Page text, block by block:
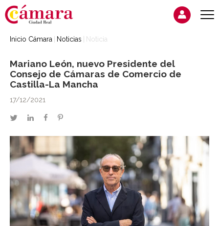
Inicio Cámara Noticias Noticia
Mariano León, nuevo Presidente del
Consejo de Cámaras de Comercio de
Castilla-La Mancha
17/12/2021
twitterlinkedinfacebookpinterest